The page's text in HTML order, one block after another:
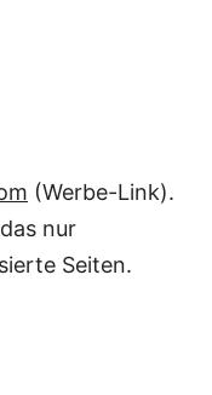
(Werbe-Link).
nur
Seiten.